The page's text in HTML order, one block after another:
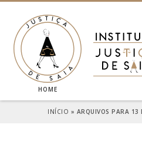
HOME
INÍCIO » ARQUIVOS PARA 13